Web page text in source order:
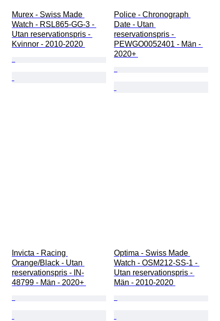
Murex - Swiss Made
Watch - RSL865-GG-3 -
Utan reservationspris -
Kvinnor - 2010-2020
Police - Chronograph
Date - Utan
reservationspris -
PEWGO0052401 - Män -
2020+
Invicta - Racing
Orange/Black - Utan
reservationspris - IN-
48799 - Män - 2020+
Optima - Swiss Made
Watch - OSM212-SS-1 -
Utan reservationspris -
Män - 2010-2020